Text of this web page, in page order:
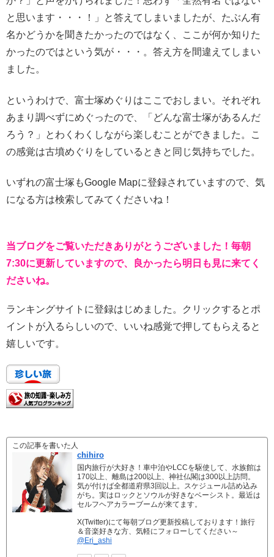
と思います・・・！」と答えてしまいましたが、たぶん有
名かどうかを聞きたかったのではなく、ここが何か知りた
かったのではという気が・・・。答え方を間違えてしまい
ました。
というわけで、富士塚めぐりはここでおしまい。それぞれ
あまり調べずにめぐったので、「どんな富士塚があるんだ
ろう？」とわくわくしながら楽しむことができました。こ
の感覚は古墳めぐりをしているときと同じ気持ちでした。
いずれの富士塚もGoogle Mapに登録されていますので、気
になる方は検索してみてくださいね！
当ブログをご覧いただきありがとうございました！毎朝
7:30に更新していますので、良かったら明日も見に来てく
ださいね。
ランキングサイトに登録はじめました。クリックするとポ
イントが入るらしいので、いいね感覚で押してもらえると
嬉しいです。
この記事を書いた人
chihiro
国内旅行が大好き！車中泊やLCCを駆使して、水族館は
170以上、離島は200以上、神社仏閣は300以上訪問。
気が付けば全都道府県3回以上。スケジュール詰め込み
がち。実はロックとソウルが好きなベーシスト。最近は
セルフヘアカラーブームが来てます。
X(Twitter)にて毎朝ブログ更新投稿しております！旅行
＆音楽好きな方、気軽にフォローしてください～
@Eri_ashi